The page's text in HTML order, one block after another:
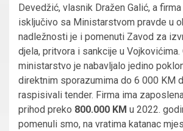
Devedžić, vlasnik Dražen Galić, a
isključivo sa Ministarstvom pravde u
nadležnosti je i pomenuti Zavod za
djela, pritvora i sankcije u
ministarstvo je nabavljalo jedino
direktnim sporazumima do 6 000 KM
raspisivali tender. Firma ima
prihod preko 800.000 KM u 2022.
pomenuli smo, na vratima katanac